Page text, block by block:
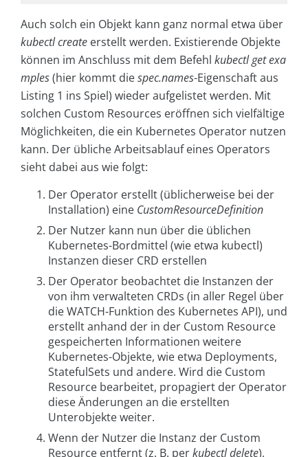
Auch solch ein Objekt kann ganz normal etwa über
kubectl create erstellt werden. Existierende Objekte
können im Anschluss mit dem Befehl kubectl get exa
mples(hier kommt diespec.names-Eigenschaft aus
Listing 1 ins Spiel) wieder aufgelistet werden. Mit
solchen Custom Resources eröffnen sich vielfältige
Möglichkeiten, die ein Kubernetes Operator nutzen
kann. Der übliche Arbeitsablauf eines Operators
sieht dabei aus wie folgt:
Der Operator erstellt (üblicherweise bei der
Installation) eine CustomResourceDefinition
Der Nutzer kann nun über die üblichen
Kubernetes-Bordmittel (wie etwa kubectl)
Instanzen dieser CRD erstellen
Der Operator beobachtet die Instanzen der
von ihm verwalteten CRDs (in aller Regel über
die WATCH-Funktion des Kubernetes API), und
erstellt anhand der in der Custom Resource
gespeicherten Informationen weitere
Kubernetes-Objekte, wie etwa Deployments,
StatefulSets und andere. Wird die Custom
Resource bearbeitet, propagiert der Operator
diese Änderungen an die erstellten
Unterobjekte weiter.
Wenn der Nutzer die Instanz der Custom
Resource entfernt (z. B. perkubectl delete),